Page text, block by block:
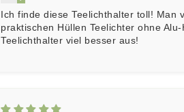
Ich finde diese Teelichthalter toll! Man
praktischen Hüllen Teelichter ohne
Teelichthalter viel besser aus!